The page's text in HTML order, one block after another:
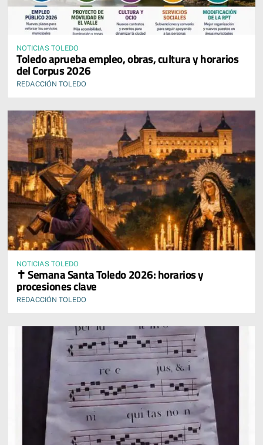
NOTICIAS TOLEDO
Toledo aprueba empleo, obras, cultura y horarios
del Corpus 2026
REDACCIÓN TOLEDO
NOTICIAS TOLEDO
✝️ Semana Santa Toledo 2026: horarios y
procesiones clave
REDACCIÓN TOLEDO